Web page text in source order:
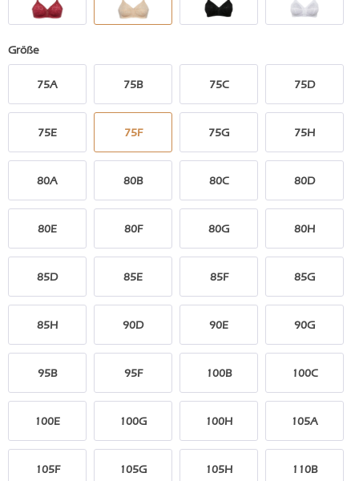
Größe
75A 75B 75C 75D
75E 75F 75G 75H
80A 80B 80C 80D
80E 80F 80G 80H
85D 85E 85F 85G
85H 90D 90E 90G
95B 95F 100B 100C
100E 100G 100H 105A
105F 105G 105H 110B